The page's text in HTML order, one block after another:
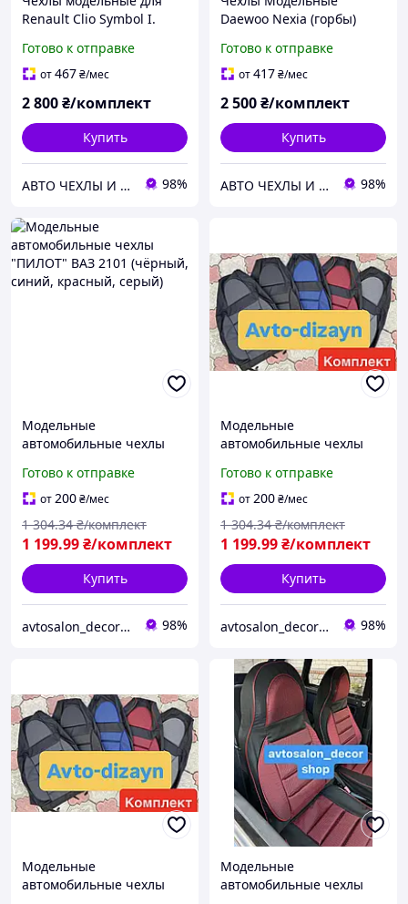
Renault Clio Symbol I.
Готово к отправке
от467₴/мес
2 800₴/комплект
Купить
АВТО ЧЕХЛЫ И АКСЕССУАРЫ 98%
Daewoo Nexia (горбы)
Готово к отправке
от417₴/мес
2 500₴/комплект
Купить
АВТО ЧЕХЛЫ И АКСЕССУАРЫ 98%
Модельные
автомобильные чехлы
(чёрный, синий, красный,
серый)
Готово к отправке
от200₴/мес
1 199.99₴/комплект
1 304.34 ₴/комплект
Купить
avtosalon_decor shop 98%
Модельные
автомобильные чехлы
2113/2114/2115 (чёрный,
серый, красный, синий)
Готово к отправке
от200₴/мес
1 199.99₴/комплект
1 304.34 ₴/комплект
Купить
avtosalon_decor shop 98%
Модельные
автомобильные чехлы
Модельные
автомобильные чехлы